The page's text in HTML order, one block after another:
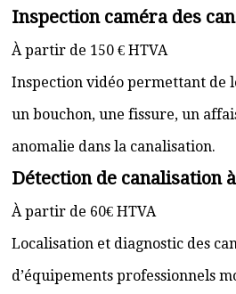
Inspection caméra des
À partir de 150 € HTVA
Inspection vidéo permettant de
un bouchon, une fissure, un
anomalie dans la canalisation.
Détection de canalisation
À partir de 60€ HTVA
Localisation et diagnostic des
d’équipements professionnels